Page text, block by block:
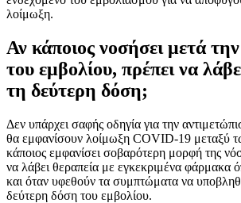
λοίμωξη.
Αν κάποιος νοσήσει μετά
του εμβολίου, πρέπει να
τη δεύτερη δόση;
Δεν υπάρχει σαφής οδηγία για την
θα εμφανίσουν λοίμωξη COVID-19 μεταξύ
κάποιος εμφανίσει σοβαρότερη μορφή της
να λάβει θεραπεία με εγκεκριμένα φάρμακα
και όταν υφεθούν τα συμπτώματα να
δεύτερη δόση του εμβολίου.